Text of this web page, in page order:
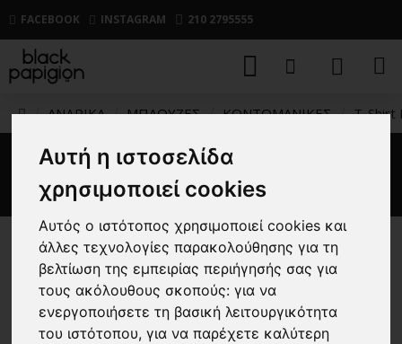
Αυτή η ιστοσελίδα
χρησιμοποιεί cookies
Αυτός ο ιστότοπος χρησιμοποιεί cookies και
άλλες τεχνολογίες παρακολούθησης για τη
βελτίωση της εμπειρίας περιήγησής σας για
τους ακόλουθους σκοπούς:για να
ενεργοποιήσετε τη βασική λειτουργικότητα
του ιστότοπου,για να παρέχετε καλύτερη
FACEBOOK INSTAGRAM 210 2795555
ΑΝΔΡΙΚΑ ΜΠΛΟΥΖΕΣ ΚΟΝΤΟΜΑΝΙΚΕΣ T-Shirt
T-Shirt Hugo μαύρο